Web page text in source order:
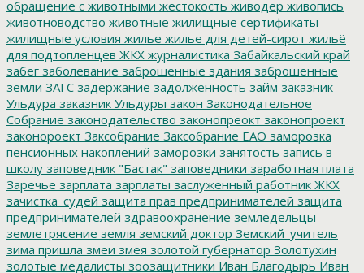
обращение с животными жестокость живодер живопись
животноводство животные жилищные сертификаты
жилищные условия жилье жилье для детей-сирот жильё
для подтопленцев ЖКХ журналистика Забайкальский край
забег заболевание заброшенные здания заброшенные
земли ЗАГС задержание задолженность займ заказник
Ульдура заказник Ульдуры закон Законодательное
Собрание законодательство законопреокт законопроект
законороект Заксобрание Заксобрание ЕАО заморозка
пенсионных накоплений заморозки занятость запись в
школу заповедник "Бастак" заповедники заработная плата
Заречье зарплата зарплаты заслуженный работник ЖКХ
зачистка_судей защита прав предпринимателей защита
предпринимателей здравоохранение земледельцы
землетрясение земля земский доктор Земский_учитель
зима пришла змеи змея золотой губернатор Золотухин
золотые медалисты зоозащитники Иван Благодырь Иван